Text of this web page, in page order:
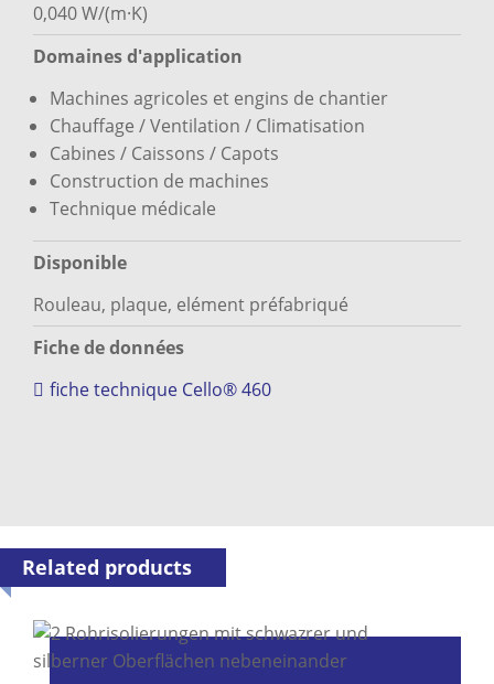
0,040 W/(m·K)
Domaines d'application
Machines agricoles et engins de chantier
Chauffage / Ventilation / Climatisation
Cabines / Caissons / Capots
Construction de machines
Technique médicale
Disponible
Rouleau, plaque, elément préfabriqué
Fiche de données
fiche technique Cello® 460
Related products